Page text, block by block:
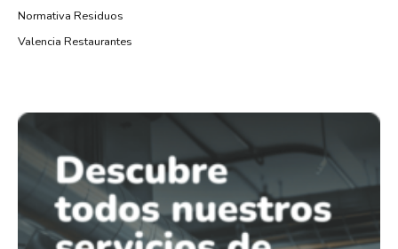
Normativa Residuos
Valencia Restaurantes